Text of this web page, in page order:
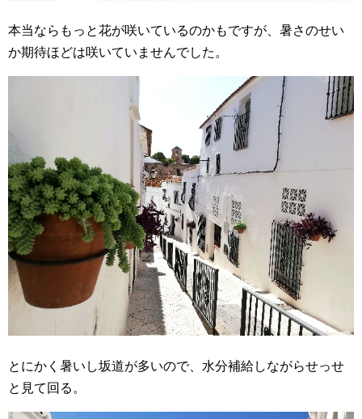
本当ならもっと花が咲いているのかもですが、暑さのせい
か期待ほどは咲いていませんでした。
とにかく暑いし坂道が多いので、水分補給しながらせっせ
と見て回る。